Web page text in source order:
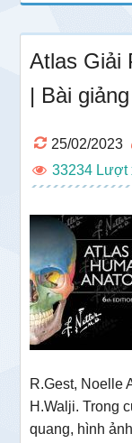
Atlas Giải
| Bài
25/02/2023
33234
R.Gest, Noelle
H.Walji. Trong
quang, hình